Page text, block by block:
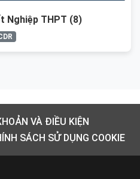
Nghiệp THPT (8)
VÀ ĐIỀU KIỆN
SÁCH SỬ DỤNG COOKIE